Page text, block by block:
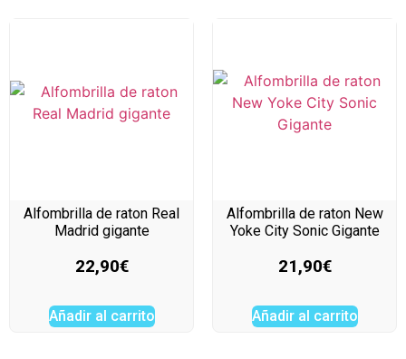
Alfombrilla de raton Real
Madrid gigante
22,90€
Añadir al carrito
Alfombrilla de raton New
Yoke City Sonic Gigante
21,90€
Añadir al carrito